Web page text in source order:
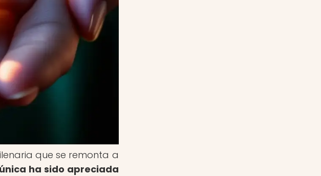
que se remonta a
ha sido apreciada